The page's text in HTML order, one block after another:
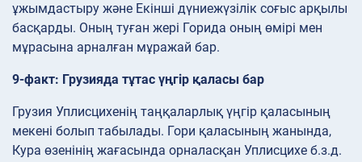
ұжымдастыру және Екінші дүниежүзілік соғыс арқылы
басқарды. Оның туған жері Горида оның өмірі мен
мұрасына арналған мұражай бар.
9-факт: Грузияда тұтас үңгір қаласы бар
Грузия Уплисцихенің таңқаларлық үңгір қаласының
мекені болып табылады. Гори қаласының жанында,
Кура өзенінің жағасында орналасқан Уплисцихе б.з.д.